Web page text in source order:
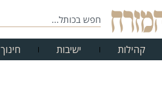
קהילות ישיבות חינוך